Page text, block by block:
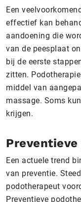
Een
effectief kan
aandoening die
van de peesplaat
bij de eerste
zitten.
middel van
massage. Soms
krijgen.
Een actuele trend
van preventie.
podotherapeut
Preventieve